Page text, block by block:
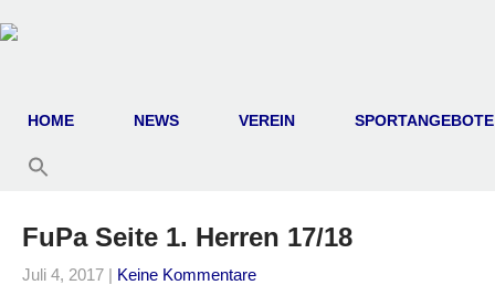
HOME NEWS VEREIN SPORTANGEBOTE
FuPa Seite 1. Herren 17/18
Juli 4, 2017 | Keine Kommentare